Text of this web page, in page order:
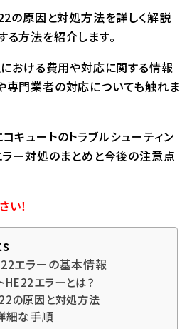
の原因と対処方法を詳しく解説
る方法を紹介します。
おける費用や対応に関する情報
専門業者の対応についても触れま
キュートのトラブルシューティン
ー対処のまとめと今後の注意点
！
エラーの基本情報
HE22エラーとは？
の原因と対処方法
細な手順